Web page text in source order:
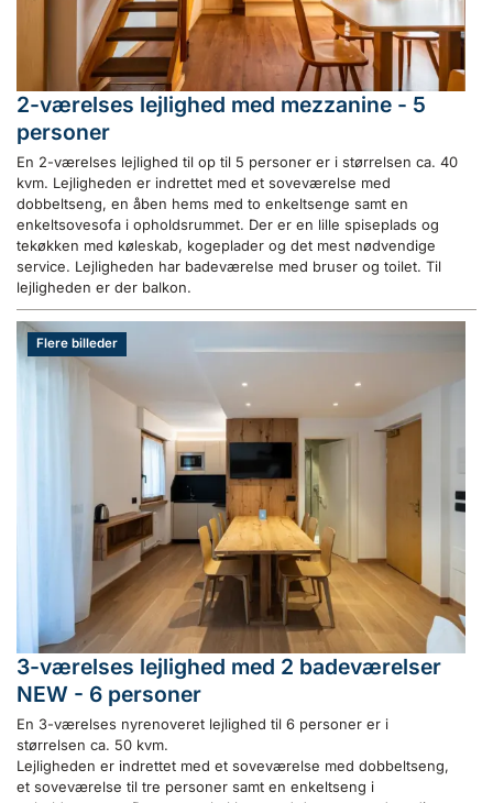
2-værelses lejlighed med mezzanine - 5
personer
En 2-værelses lejlighed til op til 5 personer er i størrelsen ca. 40
kvm. Lejligheden er indrettet med et soveværelse med
dobbeltseng, en åben hems med to enkeltsenge samt en
enkeltsovesofa i opholdsrummet. Der er en lille spiseplads og
tekøkken med køleskab, kogeplader og det mest nødvendige
service. Lejligheden har badeværelse med bruser og toilet. Til
lejligheden er der balkon.
Flere billeder
3-værelses lejlighed med 2 badeværelser
NEW - 6 personer
En 3-værelses nyrenoveret lejlighed til 6 personer er i
størrelsen ca. 50 kvm.
Lejligheden er indrettet med et soveværelse med dobbeltseng,
et soveværelse til tre personer samt en enkeltseng i